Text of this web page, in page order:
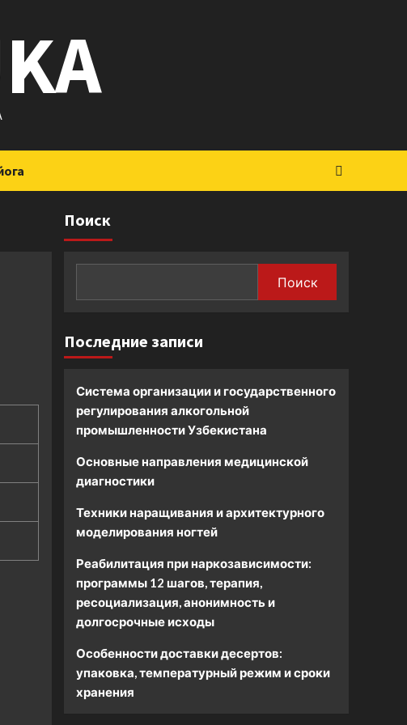
Поиск
Поиск
Последние записи
Система организации и государственного
регулирования алкогольной
промышленности Узбекистана
Основные направления медицинской
диагностики
Техники наращивания и архитектурного
моделирования ногтей
Реабилитация при наркозависимости:
программы 12 шагов, терапия,
ресоциализация, анонимность и
долгосрочные исходы
Особенности доставки десертов:
упаковка, температурный режим и сроки
хранения